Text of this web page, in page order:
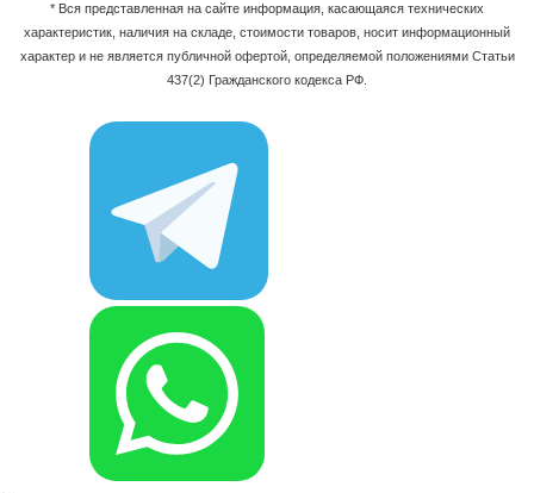
* Вся представленная на сайте информация, касающаяся технических
характеристик, наличия на складе, стоимости товаров, носит информационный
характер и не является публичной офертой, определяемой положениями Статьи
437(2) Гражданского кодекса РФ.